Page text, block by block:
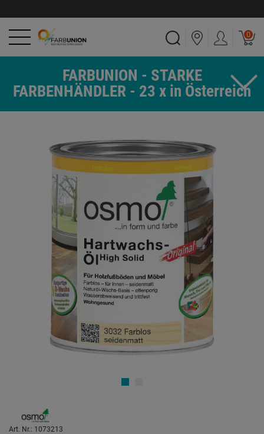
0
FARBUNION - STARKE
FARBENHÄNDLER - 23 x in Österreich
Art. Nr.: 1073213